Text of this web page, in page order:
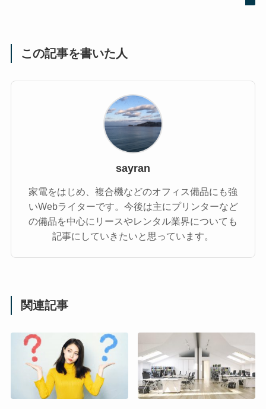
この記事を書いた人
sayran
家電をはじめ、複合機などのオフィス備品にも強
いWebライターです。今後は主にプリンターなど
の備品を中心にリースやレンタル業界についても
記事にしていきたいと思っています。
関連記事